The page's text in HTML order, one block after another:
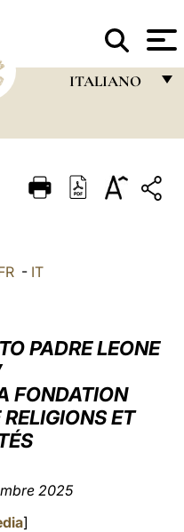
ITALIANO
ITALIANO
العربيّة
中文
LATINE
- IT
PADRE LEONE
FONDATION
ET
2025
]